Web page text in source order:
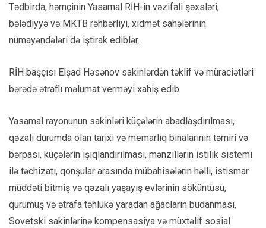
Tədbirdə, həmçinin Yasamal RİH-in vəzifəli şəxsləri,
bələdiyyə və MKTB rəhbərliyi, xidmət sahələrinin
nümayəndələri də iştirak ediblər.
RİH başçısı Elşad Həsənov sakinlərdən təklif və müraciətləri
bərədə ətraflı məlumat verməyi xahiş edib.
Yasamal rayonunun sakinləri küçələrin abadlaşdırılması,
qəzalı durumda olan tarixi və memarlıq binalarının təmiri və
bərpası, küçələrin işıqlandırılması, mənzillərin istilik sistemi
ilə təchizatı, qonşular arasında mübahisələrin həlli, istismar
müddəti bitmiş və qəzalı yaşayış evlərinin söküntüsü,
qurumuş və ətrafa təhlükə yaradan ağacların budanması,
Sovetski sakinlərinə kompensasiya və müxtəlif sosial